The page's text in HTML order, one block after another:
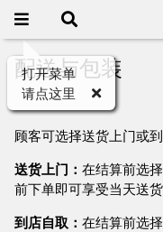
打开菜单
请点这里
配送与包装
顾客可选择送货上门或到
送货上门： 在结算前选
前下单即可享受当天送货
到店自取： 在结算前选